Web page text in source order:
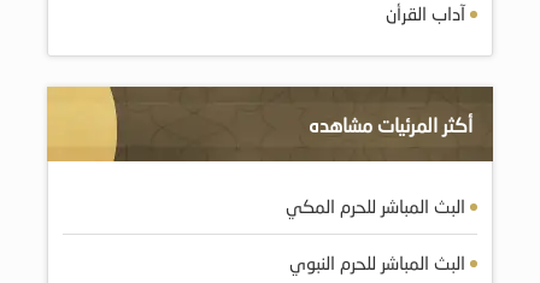
آداب القرأن
أكثر المرئيات مشاهده
البث المباشر للحرم المكي
البث المباشر للحرم النبوي